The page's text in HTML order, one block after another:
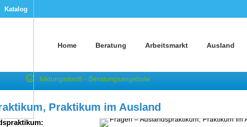
Katalog
Home Beratung Arbeitsmarkt Ausland
bildungsdoc® - Beratungsangebote
Praktikum im Ausland